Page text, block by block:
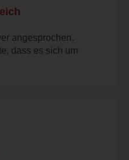
angesprochen.
dass es sich um